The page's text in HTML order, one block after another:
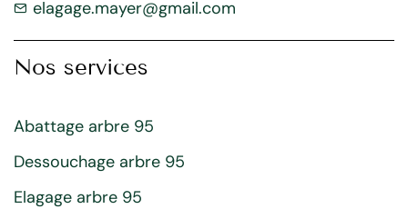
elagage.mayer@gmail.com
Nos services
Abattage arbre 95
Dessouchage arbre 95
Elagage arbre 95